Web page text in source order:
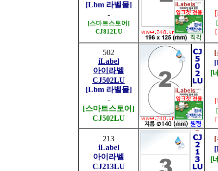
[Lbm 라벨몰]
-
[스마트스토어]
CJ812LU
502
iLabel
아이라벨
CJ502LU
[Lbm 라벨몰]
-
[스마트스토어]
CJ502LU
[
[
213
iLabel
아이라벨
CJ213LU
[
[